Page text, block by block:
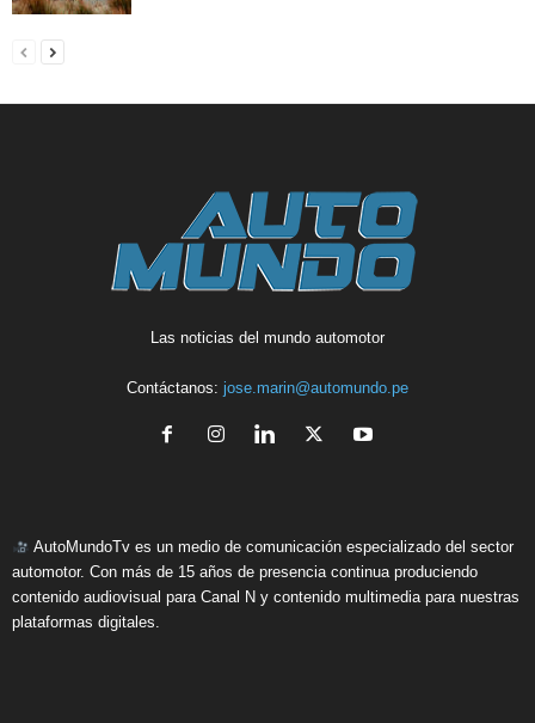
Las noticias del mundo automotor
Contáctanos: jose.marin@automundo.pe
AutoMundoTv es un medio de comunicación especializado del sector
automotor. Con más de 15 años de presencia continua produciendo
contenido audiovisual para Canal N y contenido multimedia para nuestras
plataformas digitales.